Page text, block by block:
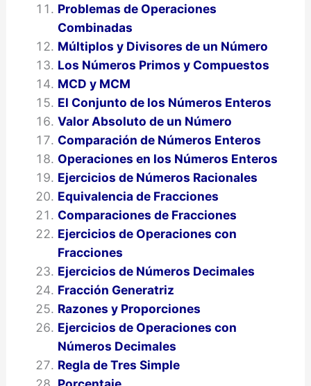
Problemas de Operaciones
Combinadas
Múltiplos y Divisores de un Número
Los Números Primos y Compuestos
MCD y MCM
El Conjunto de los Números Enteros
Valor Absoluto de un Número
Comparación de Números Enteros
Operaciones en los Números Enteros
Ejercicios de Números Racionales
Equivalencia de Fracciones
Comparaciones de Fracciones
Ejercicios de Operaciones con
Fracciones
Ejercicios de Números Decimales
Fracción Generatriz
Razones y Proporciones
Ejercicios de Operaciones con
Números Decimales
Regla de Tres Simple